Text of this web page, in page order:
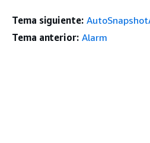
Tema siguiente:
Tema anterior: Alarm